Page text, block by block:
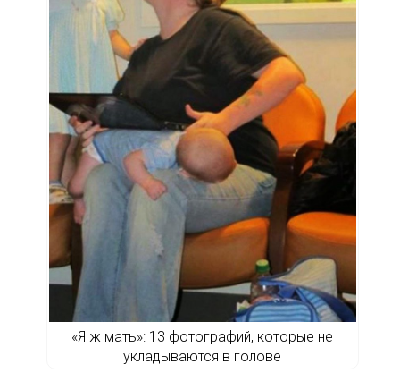
«Я ж мать»: 13 фотографий, которые не
укладываются в голове